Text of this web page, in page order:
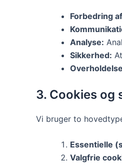
Forbedring
Analyse:
Sikkerhed:
3. Cookies og
Vi bruger to
Essentielle
Valgfrie